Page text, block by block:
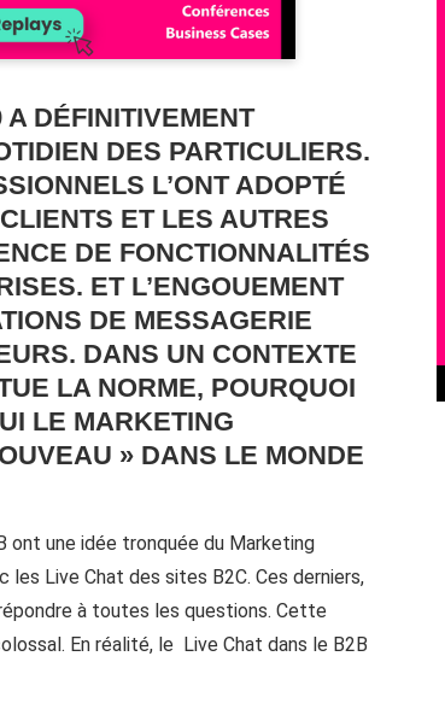
DÉFINITIVEMENT
DES PARTICULIERS.
L’ONT ADOPTÉ
ET LES AUTRES
DE FONCTIONNALITÉS
ET L’ENGOUEMENT
DE MESSAGERIE
DANS UN CONTEXTE
LA NORME, POURQUOI
LE MARKETING
» DANS LE MONDE
ont une idée tronquée du Marketing
Live Chat des sites B2C. Ces derniers,
à toutes les questions. Cette
En réalité, le Live Chat dans le B2B